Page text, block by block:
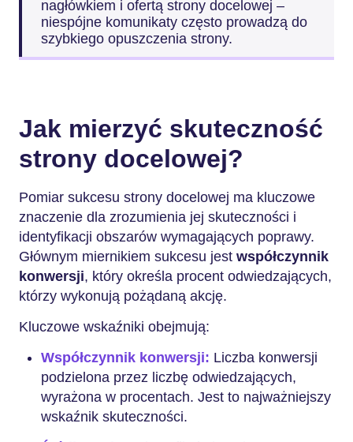
nagłówkiem i ofertą strony docelowej –
niespójne komunikaty często prowadzą do
szybkiego opuszczenia strony.
Jak mierzyć skuteczność
strony docelowej?
Pomiar sukcesu strony docelowej ma kluczowe
znaczenie dla zrozumienia jej skuteczności i
identyfikacji obszarów wymagających poprawy.
Głównym miernikiem sukcesu jest współczynnik
konwersji, który określa procent odwiedzających,
którzy wykonują pożądaną akcję.
Kluczowe wskaźniki obejmują:
Współczynnik konwersji: Liczba konwersji
podzielona przez liczbę odwiedzających,
wyrażona w procentach. Jest to najważniejszy
wskaźnik skuteczności.